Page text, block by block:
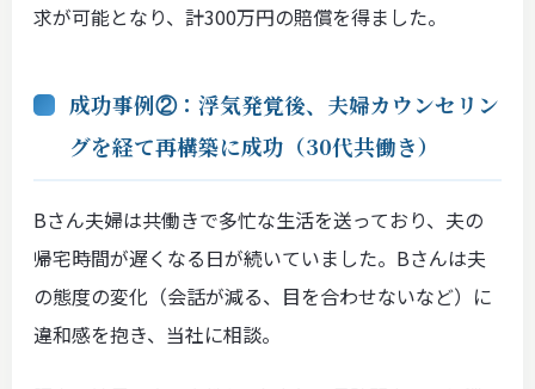
求が可能となり、計300万円の賠償を得ました。
成功事例②：浮気発覚後、夫婦カウンセリン
グを経て再構築に成功（30代共働き）
Bさん夫婦は共働きで多忙な生活を送っており、夫の
帰宅時間が遅くなる日が続いていました。Bさんは夫
の態度の変化（会話が減る、目を合わせないなど）に
違和感を抱き、当社に相談。